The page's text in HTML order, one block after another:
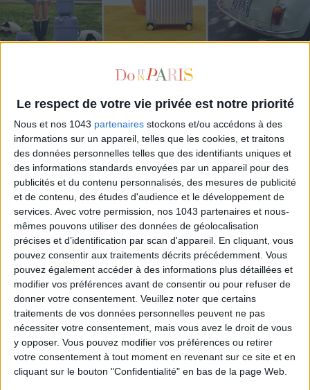
Le respect de votre vie privée est notre priorité
Nous et nos 1043 partenaires stockons et/ou accédons à des
informations sur un appareil, telles que les cookies, et traitons
des données personnelles telles que des identifiants uniques et
des informations standards envoyées par un appareil pour des
publicités et du contenu personnalisés, des mesures de publicité
et de contenu, des études d'audience et le développement de
services. Avec votre permission, nos 1043 partenaires et nous-
mêmes pouvons utiliser des données de géolocalisation
précises et d’identification par scan d'appareil. En cliquant, vous
pouvez consentir aux traitements décrits précédemment. Vous
pouvez également accéder à des informations plus détaillées et
modifier vos préférences avant de consentir ou pour refuser de
donner votre consentement. Veuillez noter que certains
traitements de vos données personnelles peuvent ne pas
nécessiter votre consentement, mais vous avez le droit de vous
y opposer. Vous pouvez modifier vos préférences ou retirer
votre consentement à tout moment en revenant sur ce site et en
cliquant sur le bouton "Confidentialité" en bas de la page Web.
THE MOST STYLISH LUGGAGE FOR TRAVELING IN STYLE
ÉLYSÉE - ÉTOILE: CHIC ADDRESSES TO REMEMBER